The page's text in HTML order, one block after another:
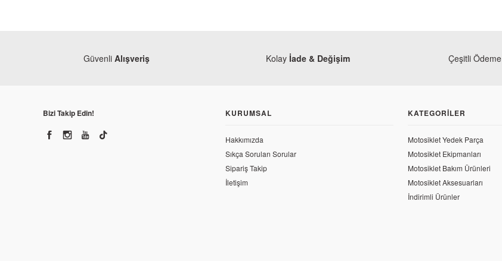
Güvenli Alışveriş Kolay İade & Değişim Çeşitli Ödeme
Bizi Takip Edin! KURUMSAL
Hakkımızda
Sıkça Sorulan Sorular
Sipariş Takip
İletişim
KATEGORILER
Motosiklet Yedek Parça
Motosiklet Ekipmanları
Motosiklet Bakım Ürünleri
Motosiklet Aksesuarları
İndirimli Ürünler